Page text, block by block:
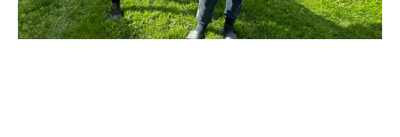
Månadens hästägare 2026
Månadens B-tränare 2026